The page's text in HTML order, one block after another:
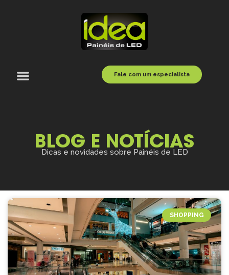
Fale com um especialista
BLOG E NOTÍCIAS
Dicas e novidades sobre Painéis de LED
SHOPPING